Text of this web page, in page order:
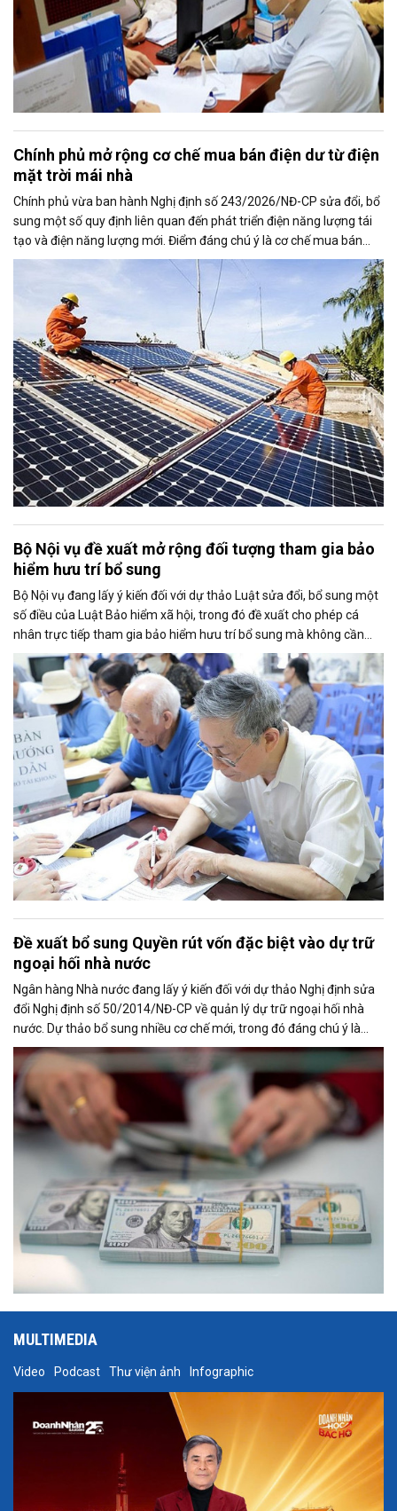
Chính phủ mở rộng cơ chế mua bán điện dư từ điện
mặt trời mái nhà
Chính phủ vừa ban hành Nghị định số 243/2026/NĐ-CP sửa đổi, bổ
sung một số quy định liên quan đến phát triển điện năng lượng tái
tạo và điện năng lượng mới. Điểm đáng chú ý là cơ chế mua bán
điện dư từ các hệ thống điện mặt trời mái nhà được mở rộng, trong
đó nâng tỷ lệ sản lượng điện dư được phép giao dịch từ 20% lên tối
đa 50%, tạo thêm động lực cho người dân và doanh nghiệp đầu tư
vào nguồn điện sạch.
Bộ Nội vụ đề xuất mở rộng đối tượng tham gia bảo
hiểm hưu trí bổ sung
Bộ Nội vụ đang lấy ý kiến đối với dự thảo Luật sửa đổi, bổ sung một
số điều của Luật Bảo hiểm xã hội, trong đó đề xuất cho phép cá
nhân trực tiếp tham gia bảo hiểm hưu trí bổ sung mà không cần
thông qua người sử dụng lao động. Dự thảo cũng điều chỉnh cách
tính thời gian đóng bảo hiểm xã hội nhằm bảo đảm quyền lợi cho
người tham gia.
Đề xuất bổ sung Quyền rút vốn đặc biệt vào dự trữ
ngoại hối nhà nước
Ngân hàng Nhà nước đang lấy ý kiến đối với dự thảo Nghị định sửa
đổi Nghị định số 50/2014/NĐ-CP về quản lý dự trữ ngoại hối nhà
nước. Dự thảo bổ sung nhiều cơ chế mới, trong đó đáng chú ý là
việc đưa Quyền rút vốn đặc biệt (SDR) của Quỹ Tiền tệ Quốc tế
(IMF) vào nguồn hình thành dự trữ ngoại hối quốc gia.
MULTIMEDIA
Video Podcast Thư viện ảnh Infographic